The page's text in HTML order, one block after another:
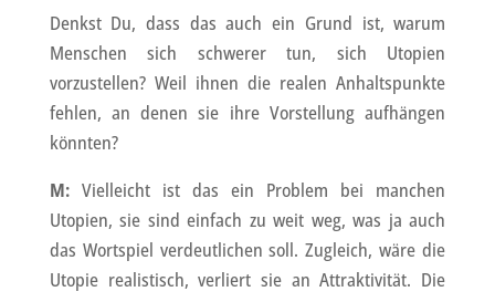
Denkst Du, dass das auch ein Grund ist, warum
Menschen sich schwerer tun, sich Utopien
vorzustellen? Weil ihnen die realen Anhaltspunkte
fehlen, an denen sie ihre Vorstellung aufhängen
könnten?
M:Vielleicht ist das ein Problem bei manchen
Utopien, sie sind einfach zu weit weg, was ja auch
das Wortspiel verdeutlichen soll. Zugleich, wäre die
Utopie realistisch, verliert sie an Attraktivität. Die